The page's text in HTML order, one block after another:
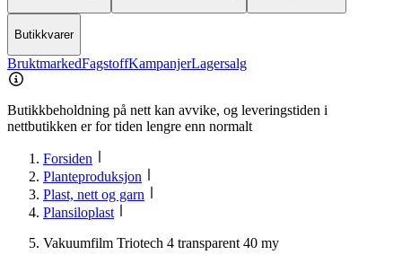
Butikkvarer
BruktmarkedFagstoffKampanjerLagersalg
Butikkbeholdning på nett kan avvike, og leveringstiden i
nettbutikken er for tiden lengre enn normalt
Forsiden
Planteproduksjon
Plast, nett og garn
Plansiloplast
Vakuumfilm Triotech 4 transparent 40 my